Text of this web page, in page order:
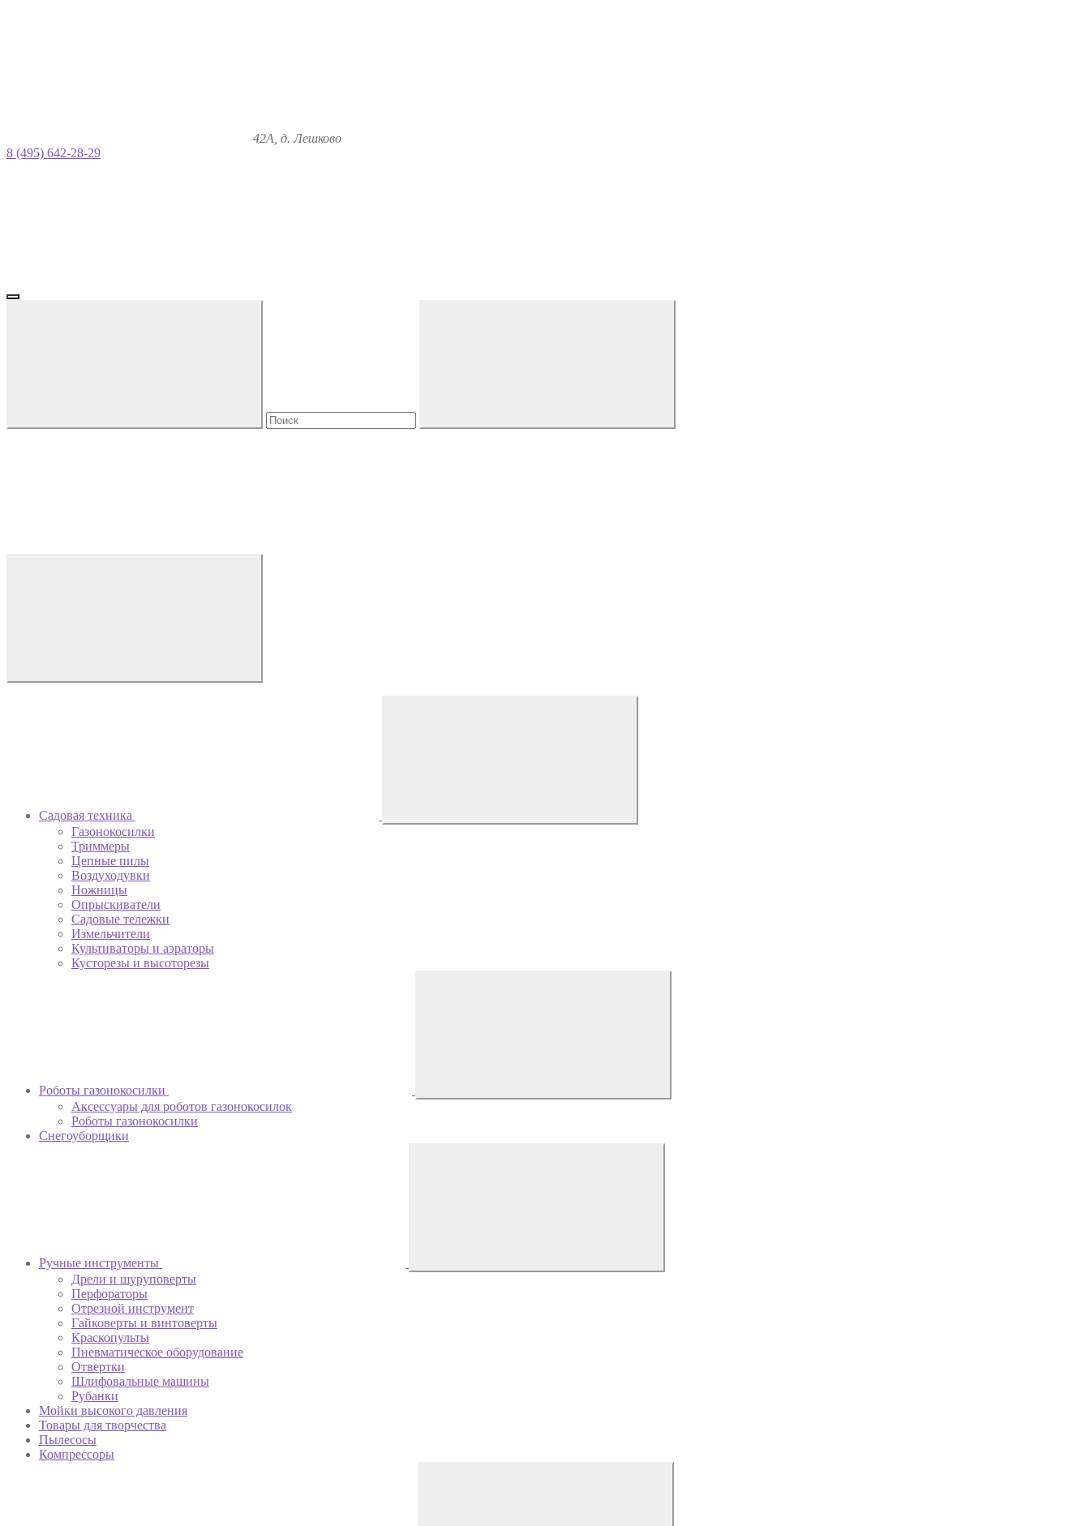
42А, д. Лешково
8 (495) 642-28-29
Садовая техника
Газонокосилки
Триммеры
Цепные пилы
Воздуходувки
Ножницы
Опрыскиватели
Садовые тележки
Измельчители
Культиваторы и аэраторы
Кусторезы и высоторезы
Роботы газонокосилки
Аксессуары для роботов газонокосилок
Роботы газонокосилки
Снегоуборщики
Ручные инструменты
Дрели и шуруповерты
Перфораторы
Отрезной инструмент
Гайковерты и винтоверты
Краскопульты
Пневматическое оборудование
Отвертки
Шлифовальные машины
Рубанки
Мойки высокого давления
Товары для творчества
Пылесосы
Компрессоры